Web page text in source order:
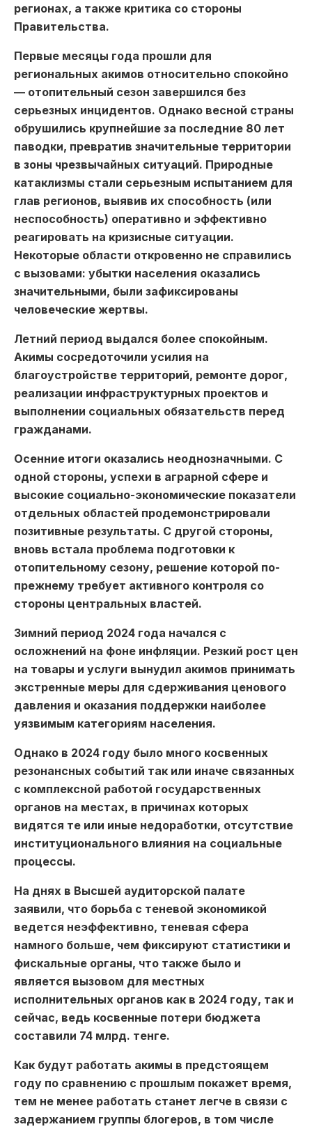
регионах, а также критика со стороны
Правительства.
Первые месяцы года прошли для
региональных акимов относительно спокойно
— отопительный сезон завершился без
серьезных инцидентов. Однако весной страны
обрушились крупнейшие за последние 80 лет
паводки, превратив значительные территории
в зоны чрезвычайных ситуаций. Природные
катаклизмы стали серьезным испытанием для
глав регионов, выявив их способность (или
неспособность) оперативно и эффективно
реагировать на кризисные ситуации.
Некоторые области откровенно не справились
с вызовами: убытки населения оказались
значительными, были зафиксированы
человеческие жертвы.
Летний период выдался более спокойным.
Акимы сосредоточили усилия на
благоустройстве территорий, ремонте дорог,
реализации инфраструктурных проектов и
выполнении социальных обязательств перед
гражданами.
Осенние итоги оказались неоднозначными. С
одной стороны, успехи в аграрной сфере и
высокие социально-экономические показатели
отдельных областей продемонстрировали
позитивные результаты. С другой стороны,
вновь встала проблема подготовки к
отопительному сезону, решение которой по-
прежнему требует активного контроля со
стороны центральных властей.
Зимний период 2024 года начался с
осложнений на фоне инфляции. Резкий рост цен
на товары и услуги вынудил акимов принимать
экстренные меры для сдерживания ценового
давления и оказания поддержки наиболее
уязвимым категориям населения.
Однако в 2024 году было много косвенных
резонансных событий так или иначе связанных
с комплексной работой государственных
органов на местах, в причинах которых
видятся те или иные недоработки, отсутствие
институционального влияния на социальные
процессы.
На днях в Высшей аудиторской палате
заявили, что борьба с теневой экономикой
ведется неэффективно, теневая сфера
намного больше, чем фиксируют статистики и
фискальные органы, что также было и
является вызовом для местных
исполнительных органов как в 2024 году, так и
сейчас, ведь косвенные потери бюджета
составили 74 млрд. тенге.
Как будут работать акимы в предстоящем
году по сравнению с прошлым покажет время,
тем не менее работать станет легче в связи с
задержанием группы блогеров, в том числе